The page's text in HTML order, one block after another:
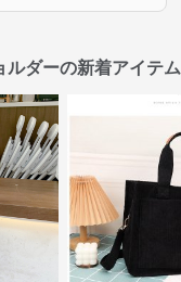
ルダーの新着アイテム